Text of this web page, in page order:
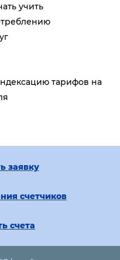
учить
тарифов на
заявку
счетчиков
счета